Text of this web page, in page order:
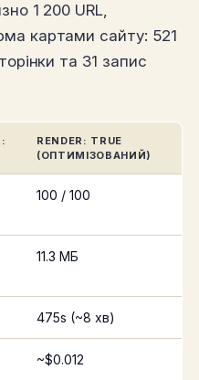
1 200 URL,
картами сайту: 521
та 31 запис
RENDER: TRUE
(ОПТИМІЗОВАНИЙ)
100 / 100
11.3 МБ
475s (~8 хв)
~$0.012